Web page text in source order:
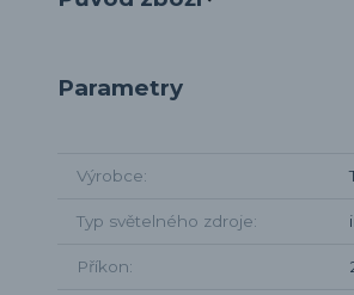
Parametry
Výrobce
Typ světelného zdroje
Příkon